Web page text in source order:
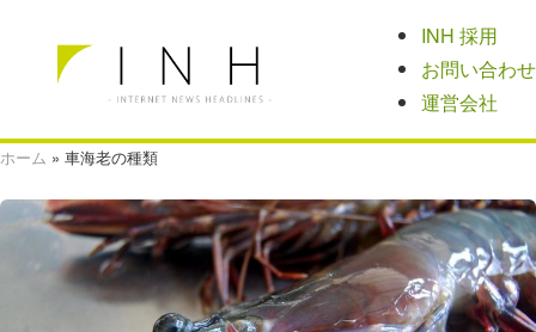
INH 採用
お問い合わせ
運営会社
ホーム » 車海老の種類